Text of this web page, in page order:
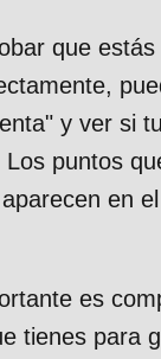
que
y ver si
puntos
en
es
tienes para